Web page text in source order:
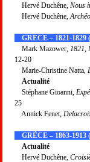
Hervé Duchêne, Nous
Hervé Duchêne,
GRÈCE – 1821-1829
Mark Mazower, 1821,
12-20
Marie-Christine Natta,
Actualité
Stéphane Gioanni,
25
Annick Fenet,
GRÈCE – 1863-1913
Actualité
Hervé Duchêne,